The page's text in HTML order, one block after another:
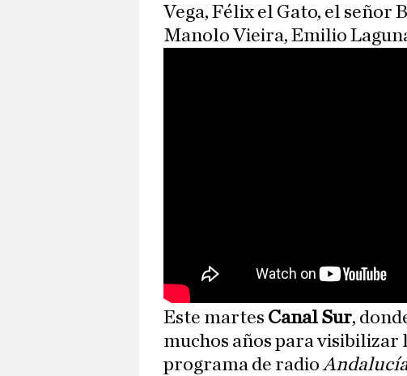
Vega, Félix el Gato, el señor
Manolo Vieira, Emilio
Este martes Canal Sur,
muchos años para visibilizar
programa de radio